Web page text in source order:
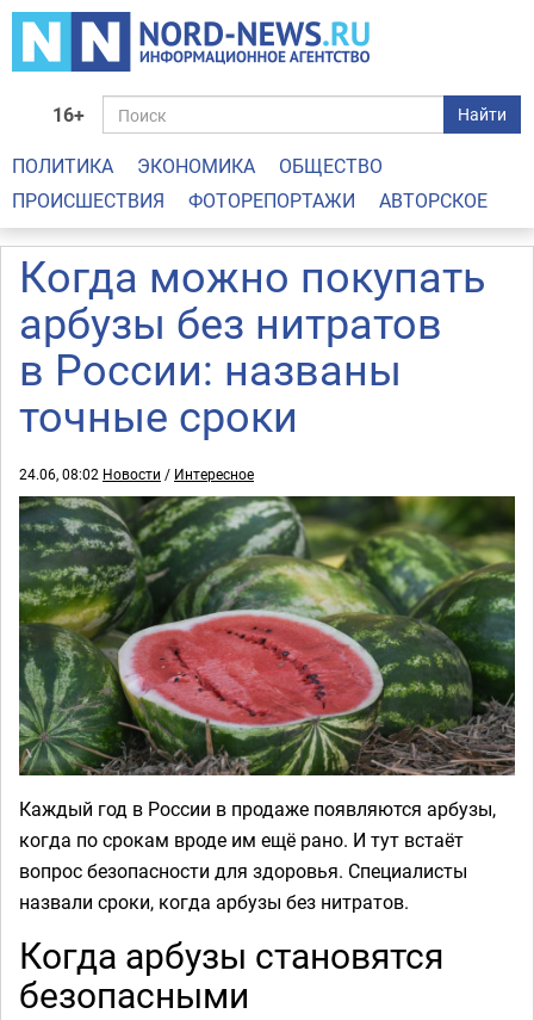
16+ Найти
ПОЛИТИКА ЭКОНОМИКА
ОБЩЕСТВО
ПРОИСШЕСТВИЯ
ФОТОРЕПОРТАЖИ АВТОРСКОЕ
Когда можно покупать
арбузы без нитратов
в России: названы
точные сроки
24.06, 08:02 Новости / Интересное
Каждый год в России в продаже появляются арбузы,
когда по срокам вроде им ещё рано. И тут встаёт
вопрос безопасности для здоровья. Специалисты
назвали сроки, когда арбузы без нитратов.
Когда арбузы становятся
безопасными